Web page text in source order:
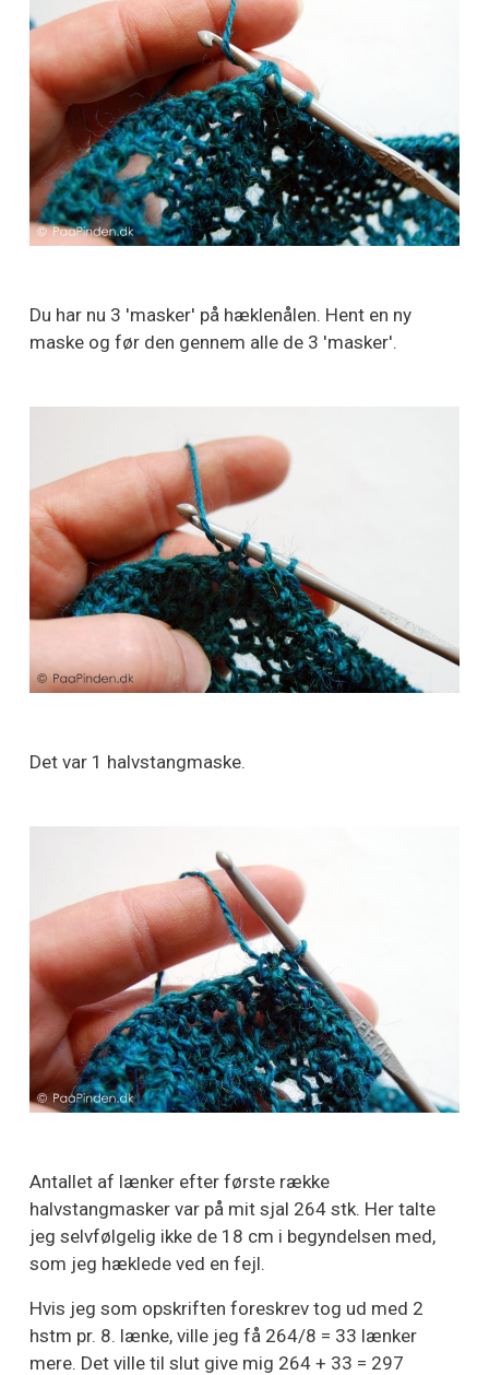
Du har nu 3 'masker' på hæklenålen. Hent en ny
maske og før den gennem alle de 3 'masker'.
Det var 1 halvstangmaske.
Antallet af lænker efter første række
halvstangmasker var på mit sjal 264 stk. Her talte
jeg selvfølgelig ikke de 18 cm i begyndelsen med,
som jeg hæklede ved en fejl.
Hvis jeg som opskriften foreskrev tog ud med 2
hstm pr. 8. lænke, ville jeg få 264/8 = 33 lænker
mere. Det ville til slut give mig 264 + 33 = 297